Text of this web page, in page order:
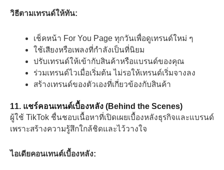
วิธีตามเทรนด์ให้ทัน:
เช็คหน้า For You Page ทุกวันเพื่อดูเทรนด์ใหม่ ๆ
ใช้เสียงหรือเพลงที่กำลังเป็นที่นิยม
ปรับเทรนด์ให้เข้ากับสินค้าหรือแบรนด์ของคุณ
ร่วมเทรนด์ไวเมื่อเริ่มต้น ไม่รอให้เทรนด์เริ่มจางลง
สร้างเทรนด์ของตัวเองที่เกี่ยวข้องกับสินค้า
11. แชร์คอนเทนต์เบื้องหลัง (Behind the Scenes)
ผู้ใช้ TikTok ชื่นชอบเนื้อหาที่เปิดเผยเบื้องหลังธุรกิจและแบรนด์
เพราะสร้างความรู้สึกใกล้ชิดและไว้วางใจ
ไอเดียคอนเทนต์เบื้องหลัง: